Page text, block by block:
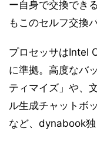
ー自身で交換でき
もこのセルフ交換
プロセッサはIntel
に準拠。高度なバ
ティマイズ」や、
ル生成チャットボ
など、dynabook独